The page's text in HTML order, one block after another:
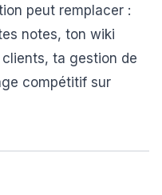
peut remplacer :
notes, ton wiki
ta gestion de
compétitif sur